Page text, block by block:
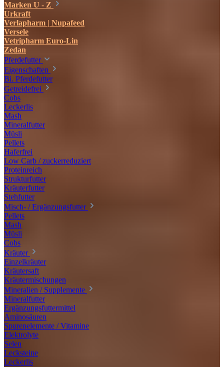
Marken U - Z
Urkraft
Verlapharm | Nupafeed
Versele
Vetripharm Euro-Lin
Zedan
Pferdefutter
Eigenschaften
Bi. Pferdefutter
Getreidefrei
Cobs
Leckerlis
Mash
Mineralfutter
Müsli
Pellets
Haferfrei
Low Carb / zuckerreduziert
Proteinreich
Strukturfutter
Kräuterfutter
Stehfutter
Misch- / Ergänzungsfutter
Pellets
Mash
Müsli
Cobs
Kräuter
Einzelkräuter
Kräutersaft
Kräutermischungen
Mineralien / Supplemente
Mineralfutter
Ergänzungsfuttermittel
Aminosäuren
Spurenelemente / Vitamine
Elektrolyte
Selen
Lecksteine
Leckerlis